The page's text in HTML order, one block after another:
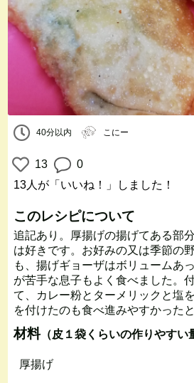
40分以内 こにー
13
0
13人 が「いいね！」しました！
このレシピについて
追記あり。厚揚げの揚げてある部
は好きです。お好みの又は季節の
も、揚げギョーザはボリュームあ
が苦手な息子もよく食べました。
て、カレー粉とターメリックと塩
を付けたのも食べ進みやすかった
材料（皮１袋くらいの作りやすい
厚揚げ